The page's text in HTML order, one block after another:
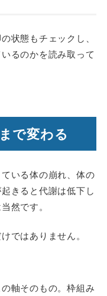
状態もチェックし、
るのかを読み取って
で変わる
いる体の崩れ、体の
きると代謝は低下し
然です。
ではありません。
軸そのもの。枠組み